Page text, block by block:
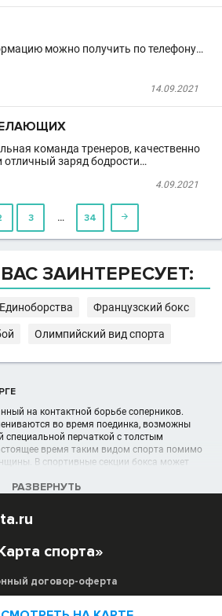
можно получить по телефону…
14.09.2021
команда тренеров, качественно
заряд бодрости…
4.09.2021
3 … 34 
ЗАИНТЕРЕСУЕТ:
Единоборства Французский бокс
Олимпийский вид спорта
на контактной борьбе соперников.
во время поединка, возможны
специальной перчаткой с толстым
время таким видом спорта помимо
В спортивные секции бокса может
В РАЗДЕЛЕ БОКС В САНКТ-
секций, спортшкол, клубов отображён в
вы можете выбрать под свои
боксёрскую школу, секцию. Для
РАЗВЕРНУТЬ
спорта»
договор-оферта